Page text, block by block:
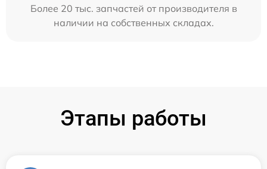
Более 20 тыс. запчастей от производителя в
наличии на собственных складах.
Этапы работы